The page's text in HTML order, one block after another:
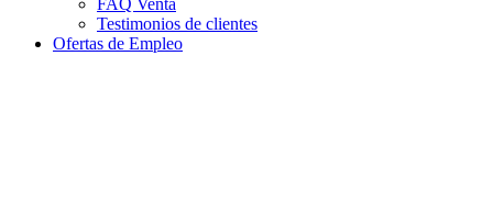
FAQ Venta
Testimonios de clientes
Ofertas de Empleo